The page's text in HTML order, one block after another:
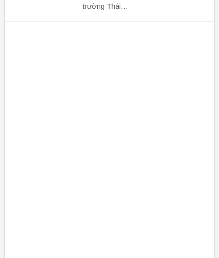
trường Thái…